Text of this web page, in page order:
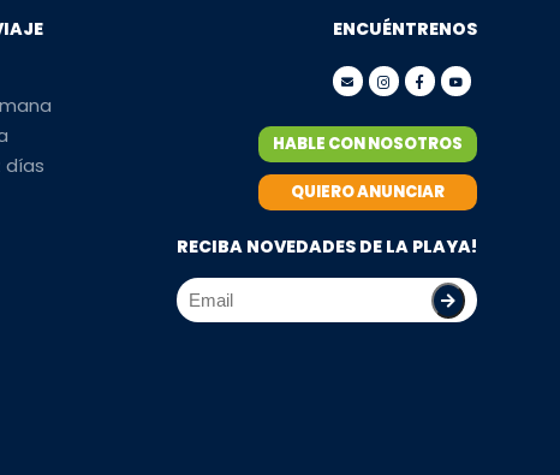
días
ENCUÉNTRENOS
HABLE CON NOSOTROS
QUIERO ANUNCIAR
RECIBA NOVEDADES DE LA PLAYA!